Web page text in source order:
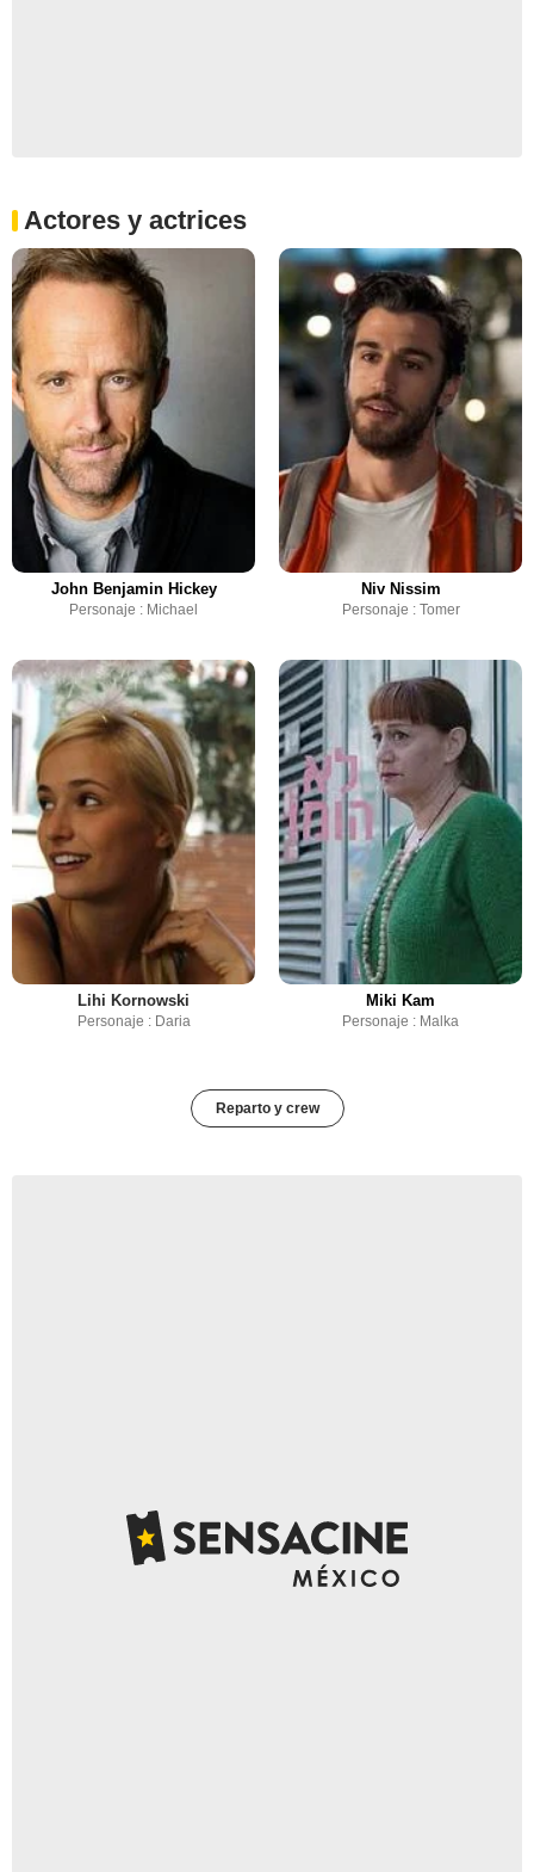
Actores y actrices
John Benjamin Hickey
Personaje : Michael
Niv Nissim
Personaje : Tomer
Lihi Kornowski
Personaje : Daria
Miki Kam
Personaje : Malka
Reparto y crew